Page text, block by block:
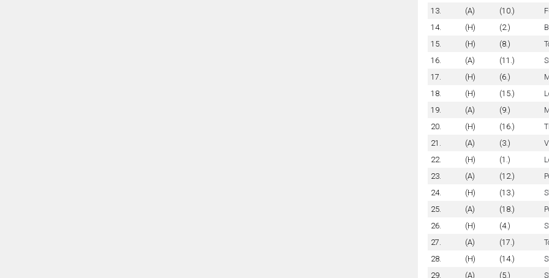
13.
(A) (10.)
14.
(H) (2.)
15.
(H) (8.)
16.
(A) (11.)
17.
(H) (6.)
18.
(H) (15.)
19.
(A) (9.)
20.
(H) (16.)
21.
(A) (3.)
22.
(H) (1.)
23.
(A) (12.)
24.
(H) (13.)
25.
(A) (18.)
26.
(H) (4.)
27.
(A) (17.)
28.
(H) (14.)
29.
(A) (5.)